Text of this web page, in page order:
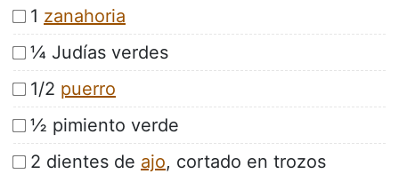
1 zanahoria
¼ Judías verdes
1/2 puerro
½ pimiento verde
2 dientes de ajo, cortado en trozos